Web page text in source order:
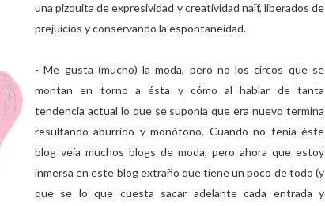
una pizquita de expresividad y creatividad naïf, liberados de
prejuicios y conservando la espontaneidad.
- Me gusta (mucho) la moda, pero no los circos que se
montan en torno a ésta y cómo al hablar de tanta
tendencia actual lo que se suponía que era nuevo termina
resultando aburrido y monótono. Cuando no tenía éste
blog veía muchos blogs de moda, pero ahora que estoy
inmersa en este blog extraño que tiene un poco de todo (y
que se lo que cuesta sacar adelante cada entrada y